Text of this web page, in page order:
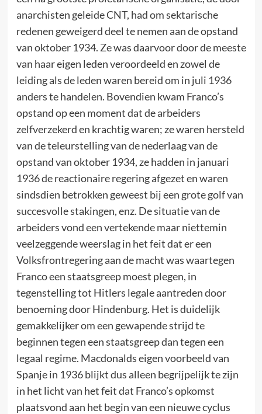
anarchisten geleide CNT, had om sektarische
redenen geweigerd deel te nemen aan de opstand
van oktober 1934. Ze was daarvoor door de meeste
van haar eigen leden veroordeeld en zowel de
leiding als de leden waren bereid om in juli 1936
anders te handelen. Bovendien kwam Franco’s
opstand op een moment dat de arbeiders
zelfverzekerd en krachtig waren; ze waren hersteld
van de teleurstelling van de nederlaag van de
opstand van oktober 1934, ze hadden in januari
1936 de reactionaire regering afgezet en waren
sindsdien betrokken geweest bij een grote golf van
succesvolle stakingen, enz. De situatie van de
arbeiders vond een vertekende maar niettemin
veelzeggende weerslag in het feit dat er een
Volksfrontregering aan de macht was waartegen
Franco een staatsgreep moest plegen, in
tegenstelling tot Hitlers legale aantreden door
benoeming door Hindenburg. Het is duidelijk
gemakkelijker om een gewapende strijd te
beginnen tegen een staatsgreep dan tegen een
legaal regime. Macdonalds eigen voorbeeld van
Spanje in 1936 blijkt dus alleen begrijpelijk te zijn
in het licht van het feit dat Franco’s opkomst
plaatsvond aan het begin van een nieuwe cyclus